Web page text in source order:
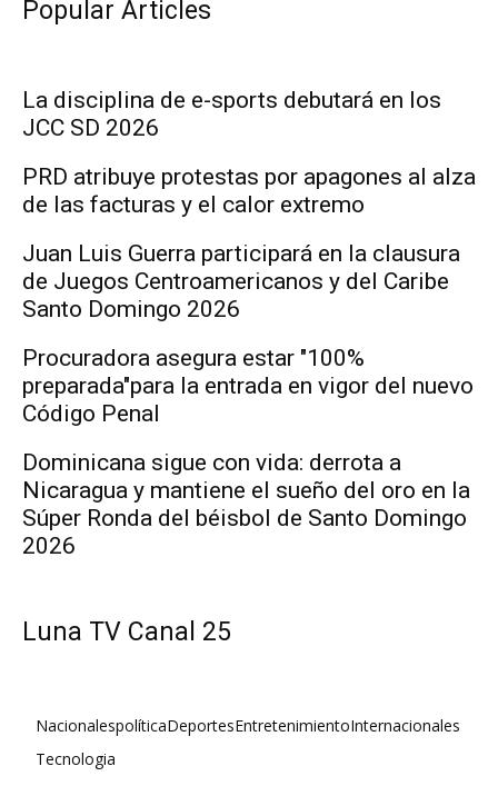
Popular Articles
La disciplina de e-sports debutará en los
JCC SD 2026
PRD atribuye protestas por apagones al alza
de las facturas y el calor extremo
Juan Luis Guerra participará en la clausura
de Juegos Centroamericanos y del Caribe
Santo Domingo 2026
Procuradora asegura estar "100%
preparada"para la entrada en vigor del nuevo
Código Penal
Dominicana sigue con vida: derrota a
Nicaragua y mantiene el sueño del oro en la
Súper Ronda del béisbol de Santo Domingo
2026
Luna TV Canal 25
NacionalespolíticaDeportesEntretenimientoInternacionales
Tecnologia